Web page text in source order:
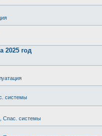
2025 год
системы
Спас. системы